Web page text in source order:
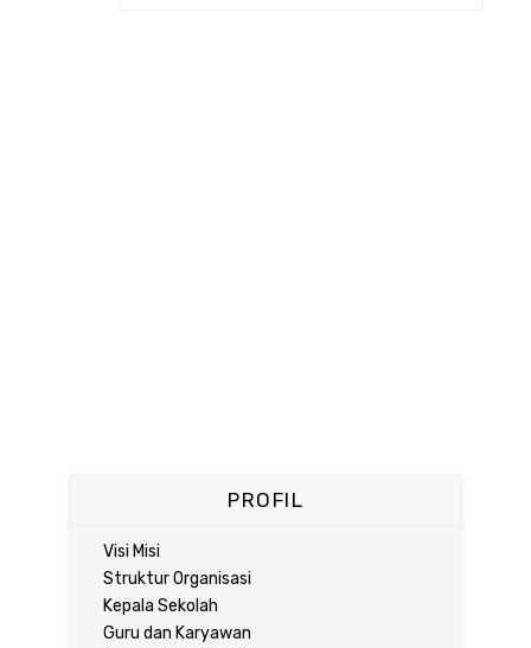
PROFIL
Visi Misi
Struktur Organisasi
Kepala Sekolah
Guru dan Karyawan